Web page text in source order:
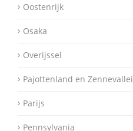
Oostenrijk
Osaka
Overijssel
Pajottenland en Zennevallei
Parijs
Pennsylvania